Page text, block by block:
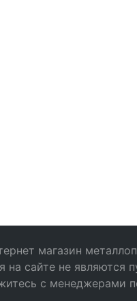
магазин
на сайте не являются
с менеджерами